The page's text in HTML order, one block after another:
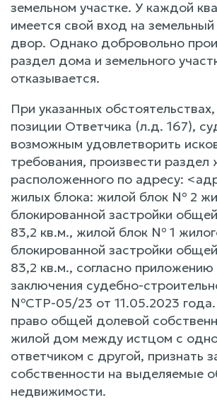
земельном участке. У каждой
имеется свой вход на земельный
двор. Однако добровольно
раздел дома и земельного
отказывается.
При указанных
позиции Ответчика (л.д. 167),
возможным удовлетворить
требования, произвести раздел
расположенного по адресу:
жилых блока: жилой блок № 2
блокированной застройки
83,2 кв.м., жилой блок № 1
блокированной застройки
83,2 кв.м., согласно
заключения судебно-
№СТР-05/23 от 11.05.2023 года.
право общей долевой
жилой дом между истцом с
ответчиком с другой, признать
собственности на выделяемые
недвижимости.